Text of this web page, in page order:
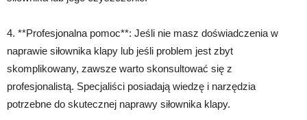
4. **Profesjonalna pomoc**: Jeśli nie masz doświadczenia w
naprawie siłownika klapy lub jeśli problem jest zbyt
skomplikowany, zawsze warto skonsultować się z
profesjonalistą. Specjaliści posiadają wiedzę i narzędzia
potrzebne do skutecznej naprawy siłownika klapy.